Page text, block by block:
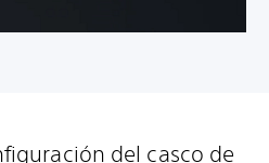
del casco de